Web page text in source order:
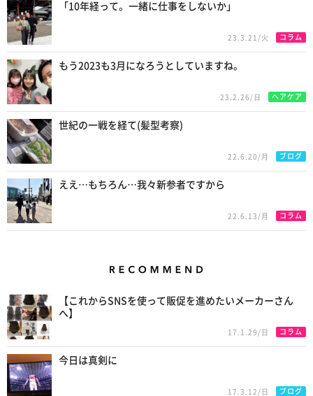
「10年経って。一緒に仕事をしないか」
23.3.21/火 コラム
もう2023も3月になろうとしていますね。
23.2.26/日 ヘアケア
世紀の一戦を経て(髪型考察)
22.6.20/月 ブログ
ええ…もちろん…我々新参者ですから
22.6.13/月 コラム
【これからSNSを使って販促を進めたいメーカーさん
へ】
17.1.29/日 コラム
今日は真剣に
17.3.12/日 ブログ